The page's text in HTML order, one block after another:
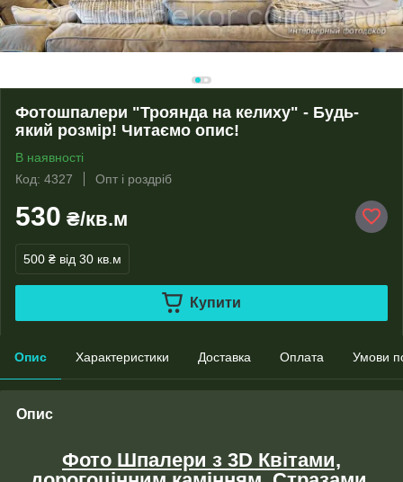
Фотошпалери "Троянда на келиху" - Будь-
який розмір! Читаємо опис!
В наявності
Код: 4327
Опт і роздріб
530 ₴/кв.м
500 ₴ від 30 кв.м
Купити
Опис Характеристики Доставка Оплата Умови
Опис
Фото Шпалери з 3D Квітами,